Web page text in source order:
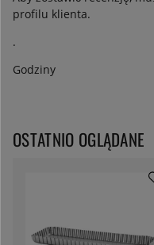
profilu klienta.
.
Godziny
OSTATNIO OGLĄDANE